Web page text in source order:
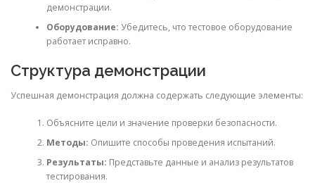
демонстрации.
Оборудование: Убедитесь, что тестовое оборудование
работает исправно.
Структура демонстрации
Успешная демонстрация должна содержать следующие элементы:
Объясните цели и значение проверки безопасности.
Методы: Опишите способы проведения испытаний.
Результаты: Представьте данные и анализ результатов
тестирования.